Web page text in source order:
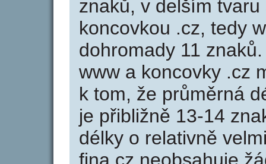
znaků, v delším
koncovkou .cz, tedy
dohromady 11
www a koncovky .cz
k tom, že průměrná
je přibližně 13-14
délky o relativně